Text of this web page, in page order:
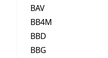
BAV
BB4M
BBD
BBG